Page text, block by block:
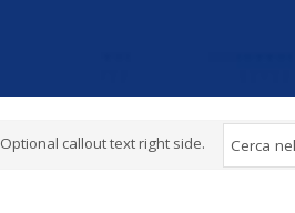
Optional callout text right side.